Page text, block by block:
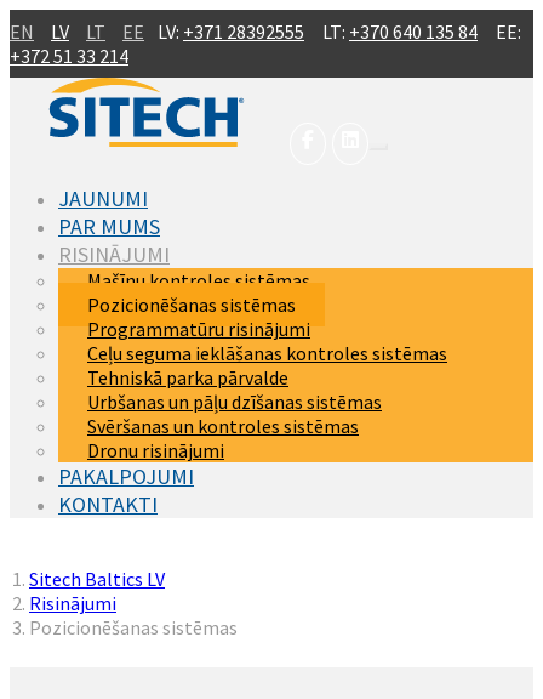
Skip to main content
EN LV LT EE LV: +371 28392555 LT: +370 640 135 84
EE:
+372 51 33 214
JAUNUMI
PAR MUMS
RISINĀJUMI
Mašīnu kontroles sistēmas
Pozicionēšanas sistēmas
Programmatūru risinājumi
Ceļu seguma ieklāšanas kontroles sistēmas
Tehniskā parka pārvalde
Urbšanas un pāļu dzīšanas sistēmas
Svēršanas un kontroles sistēmas
Dronu risinājumi
PAKALPOJUMI
KONTAKTI
You are here:
Sitech Baltics LV
Risinājumi
Pozicionēšanas sistēmas